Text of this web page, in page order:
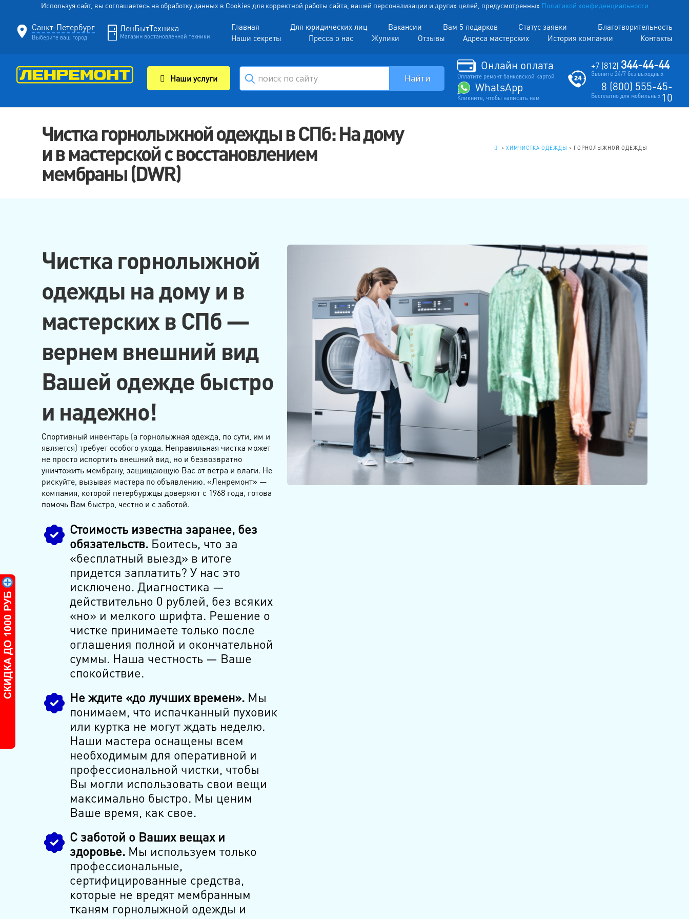
Используя сайт, вы соглашаетесь на обработку данных в Cookies для корректной работы сайта, вашей персонализации и других целей, предусмотренных Политикой конфиденциальности
Санкт-Петербург
Выберите ваш город
ЛенБытТехника
Магазин востановленной техники
Главная Для юридических лиц Вакансии Вам 5 подарков Статус заявки
Благотворительность
Наши секреты
Пресса о нас Жулики Отзывы Адреса мастерских История компании Контакты
Наши услуги
Онлайн оплата
Оплатите ремонт банковской картой
WhatsApp
Кликните, чтобы написать нам
+7 (812) 344-44-44
Звоните 24/7 без выходных
8 (800) 555-45-
10
Бесплатно для мобильных
Чистка горнолыжной одежды в СПб: На дому
и в мастерской с восстановлением
мембраны (DWR)
> ХИМЧИСТКА ОДЕЖДЫ > ГОРНОЛЫЖНОЙ ОДЕЖДЫ
Чистка горнолыжной
одежды на дому и в
мастерских в СПб —
вернем внешний вид
Вашей одежде быстро
и надежно!
Спортивный инвентарь (а горнолыжная одежда, по сути, им и
является) требует особого ухода. Неправильная чистка может
не просто испортить внешний вид, но и безвозвратно
уничтожить мембрану, защищающую Вас от ветра и влаги. Не
рискуйте, вызывая мастера по объявлению. «Ленремонт» —
компания, которой петербуржцы доверяют с 1968 года, готова
помочь Вам быстро, честно и с заботой.
Стоимость известна заранее, без
обязательств.Боитесь, что за
«бесплатный выезд» в итоге
придется заплатить? У нас это
исключено. Диагностика —
действительно 0 рублей, без всяких
«но» и мелкого шрифта. Решение о
чистке принимаете только после
оглашения полной и окончательной
суммы. Наша честность — Ваше
спокойствие.
Не ждите «до лучших времен».Мы
понимаем, что испачканный пуховик
или куртка не могут ждать неделю.
Наши мастера оснащены всем
необходимым для оперативной и
профессиональной чистки, чтобы
Вы могли использовать свои вещи
максимально быстро. Мы ценим
Ваше время, как свое.
С заботой о Ваших вещах и
здоровье.Мы используем только
профессиональные,
сертифицированные средства,
которые не вредят мембранным
тканям горнолыжной одежды и